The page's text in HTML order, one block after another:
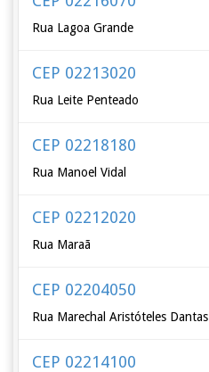
Rua Lagoa Grande
CEP 02213020
Rua Leite Penteado
CEP 02218180
Rua Manoel Vidal
CEP 02212020
Rua Maraã
CEP 02204050
Rua Marechal Aristóteles Dantas
CEP 02214100